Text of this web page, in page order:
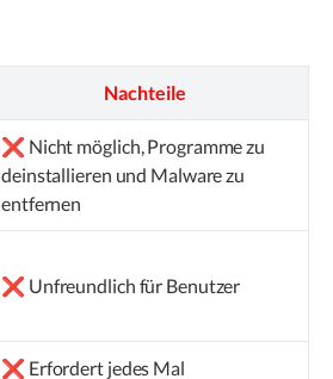
Nachteile
❌ Nicht möglich, Programme zu
deinstallieren und Malware zu
entfernen
❌ Unfreundlich für Benutzer
❌ Erfordert jedes Mal